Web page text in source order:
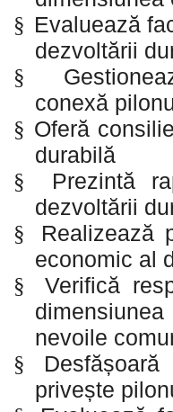
§ Evaluează
dezvoltării
§
conexă
§ Oferă
durabilă
§
Prezintă
dezvoltării
§
Realizează
economic al
§
Verifică
nevoile
§
privește